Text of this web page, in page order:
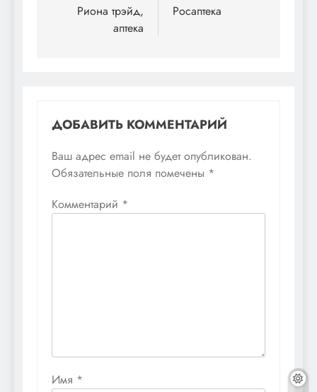
записям
Риона трэйд,
аптека
Росаптека
ДОБАВИТЬ КОММЕНТАРИЙ
Ваш адрес email не будет опубликован.
Обязательные поля помечены *
Комментарий *
Имя *